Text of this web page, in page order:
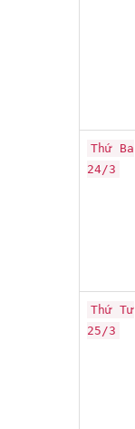
Thứ Ba
24/3
Thứ Tư
25/3